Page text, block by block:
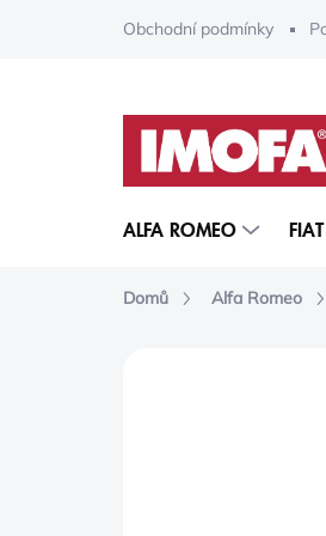
Obchodní podmínky
ALFA ROMEO FIAT
Domů Alfa Romeo